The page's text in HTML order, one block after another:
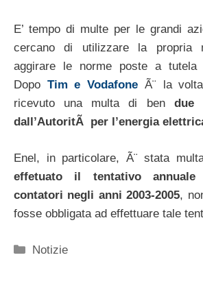
E’ tempo di multe per le grandi
cercano di utilizzare la propria
aggirare le norme poste a tutela
Dopo Tim e Vodafone Ã¨ la
ricevuto una multa di ben due
dall’AutoritÃ per l’energia
Enel, in particolare, Ã¨ stata
effetuato il tentativo
contatori negli anni 2003-2005,
fosse obbligata ad effettuare tale
Categorie
Notizie